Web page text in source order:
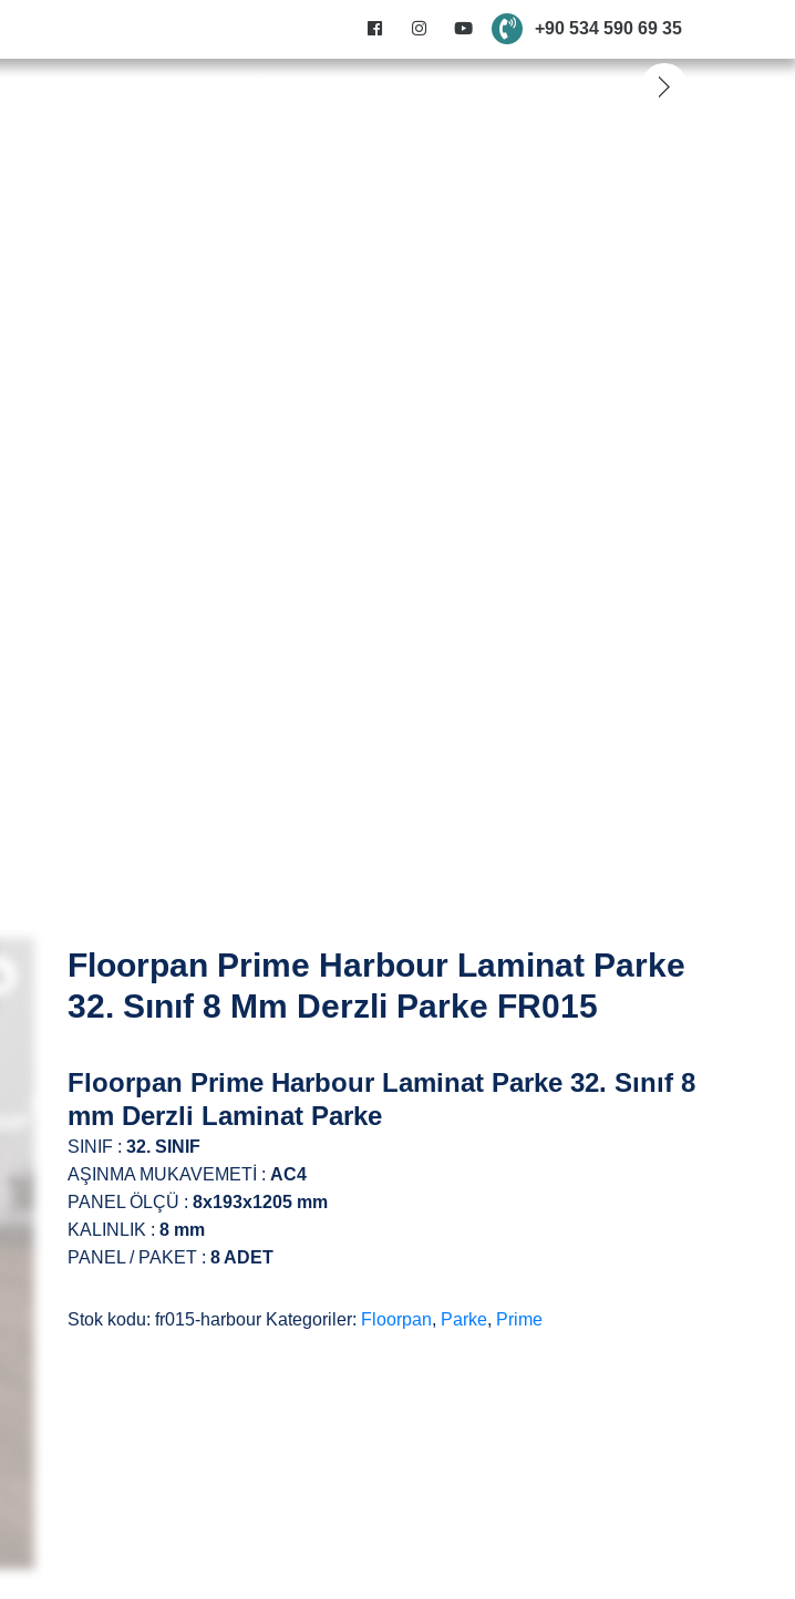
+90 534 590 69 35
Floorpan Prime Harbour Laminat Parke
32. Sınıf 8 Mm Derzli Parke FR015
Floorpan Prime Harbour Laminat Parke 32. Sınıf 8
mm Derzli Laminat Parke
SINIF : 32. SINIF
AŞINMA MUKAVEMETİ : AC4
PANEL ÖLÇÜ : 8x193x1205 mm
KALINLIK : 8 mm
PANEL / PAKET : 8 ADET
Stok kodu: fr015-harbour Kategoriler: Floorpan, Parke, Prime